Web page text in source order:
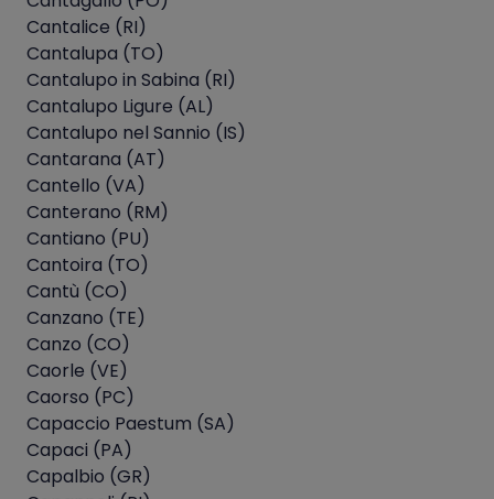
Cantalice (RI)
Cantalupa (TO)
Cantalupo in Sabina (RI)
Cantalupo Ligure (AL)
Cantalupo nel Sannio (IS)
Cantarana (AT)
Cantello (VA)
Canterano (RM)
Cantiano (PU)
Cantoira (TO)
Cantù (CO)
Canzano (TE)
Canzo (CO)
Caorle (VE)
Caorso (PC)
Capaccio Paestum (SA)
Capaci (PA)
Capalbio (GR)